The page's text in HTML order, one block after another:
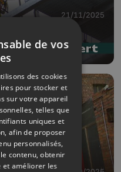
21/11/2025
en plein
Canal Albert
de vos
des cookies
pour stocker et
sur votre appareil
telles que
uniques et
afin de proposer
personnalisés,
contenu, obtenir
et améliorer les